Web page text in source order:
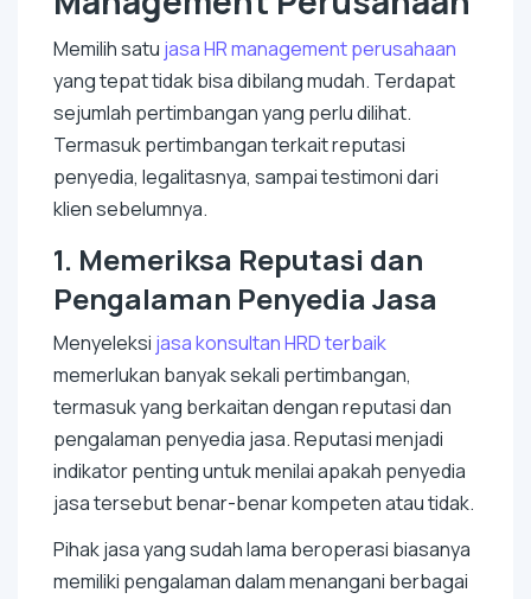
Memilih satu jasa HRmanagementperusahaan
yang tepat tidak bisa dibilang mudah. Terdapat
sejumlah pertimbangan yang perlu dilihat.
Termasuk pertimbangan terkait reputasi
penyedia, legalitasnya, sampai testimoni dari
klien sebelumnya.
1. Memeriksa Reputasi dan
Pengalaman Penyedia Jasa
Menyeleksi jasa konsultan HRD terbaik
memerlukan banyak sekali pertimbangan,
termasuk yang berkaitan dengan reputasi dan
pengalaman penyedia jasa. Reputasi menjadi
indikator penting untuk menilai apakah penyedia
jasa tersebut benar-benar kompeten atau tidak.
Pihak jasa yang sudah lama beroperasi biasanya
memiliki pengalaman dalam menangani berbagai